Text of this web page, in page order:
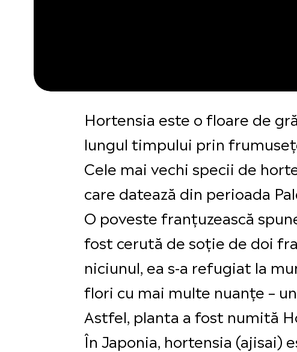
Hortensia este o floare de
lungul timpului prin
Cele mai vechi specii de
care datează din perioada
O poveste franțuzească
fost cerută de soție de doi
niciunul, ea s-a refugiat la
flori cu mai multe nuanțe –
Astfel, planta a fost numită
În Japonia, hortensia (ajisai)